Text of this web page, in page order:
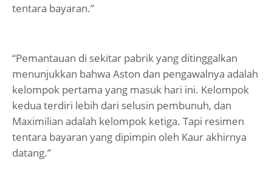
tentara bayaran.”
“Pemantauan di sekitar pabrik yang ditinggalkan
menunjukkan bahwa Aston dan pengawalnya adalah
kelompok pertama yang masuk hari ini. Kelompok
kedua terdiri lebih dari selusin pembunuh, dan
Maximilian adalah kelompok ketiga. Tapi resimen
tentara bayaran yang dipimpin oleh Kaur akhirnya
datang.”